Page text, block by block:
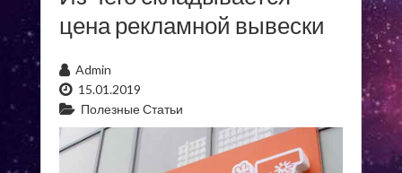
цена рекламной вывески
Admin
15.01.2019
Полезные Статьи